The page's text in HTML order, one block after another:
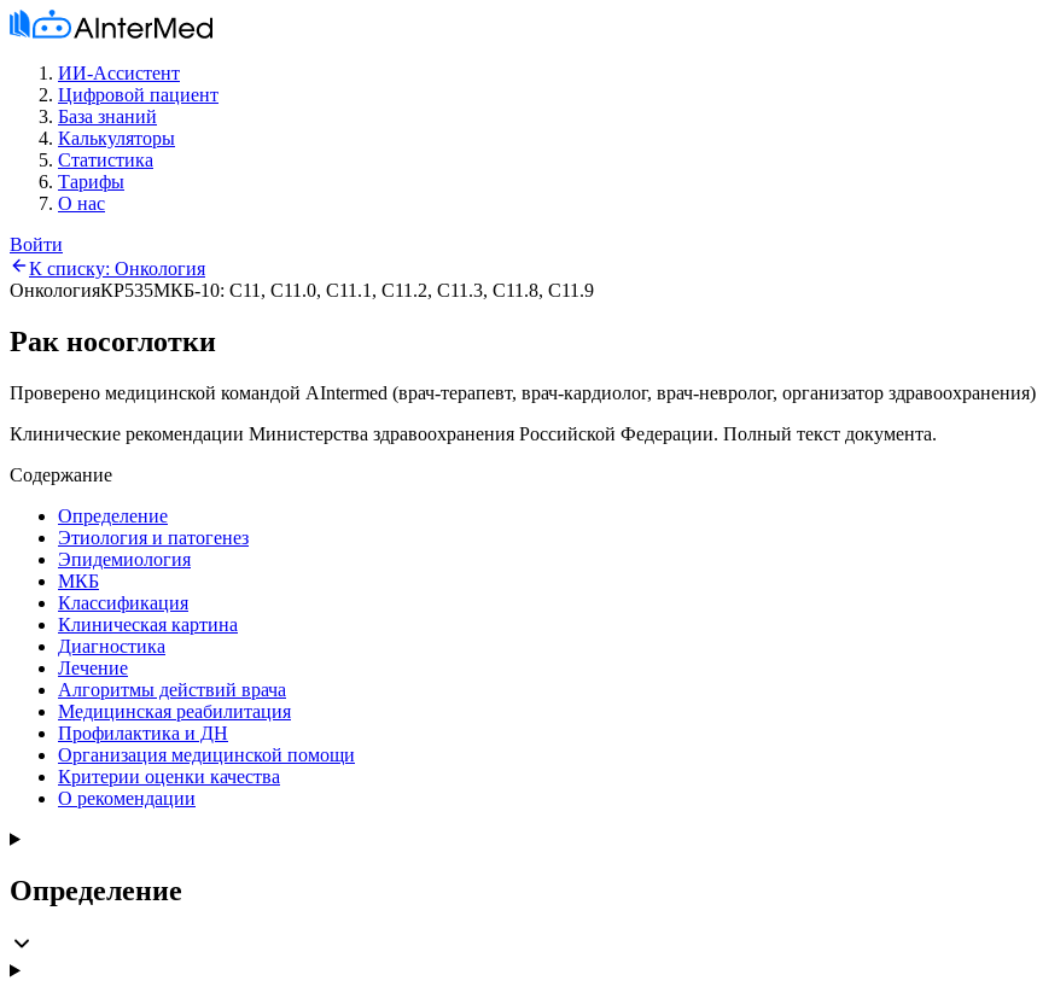
ИИ-Ассистент
Цифровой пациент
База знаний
Калькуляторы
Статистика
Тарифы
О нас
Войти
К списку: Онкология
ОнкологияКР535МКБ-10: C11, C11.0, C11.1, C11.2, C11.3, C11.8, C11.9
Рак носоглотки
Проверено медицинской командой AIntermed (врач-терапевт, врач-кардиолог, врач-невролог, организатор здравоохранения)
Клинические рекомендации Министерства здравоохранения Российской Федерации. Полный текст документа.
Содержание
Определение
Этиология и патогенез
Эпидемиология
МКБ
Классификация
Клиническая картина
Диагностика
Лечение
Алгоритмы действий врача
Медицинская реабилитация
Профилактика и ДН
Организация медицинской помощи
Критерии оценки качества
О рекомендации
Определение